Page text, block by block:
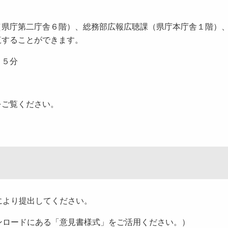
第二庁舎６階）、総務部広報広聴課（県庁本庁舎１階）
ることができます。
分
覧ください。
り提出してください。
ードにある「意見書様式」をご活用ください。）